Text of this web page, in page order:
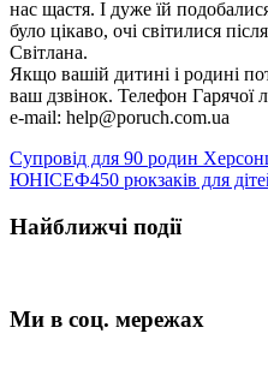
нас щастя. І дуже їй
було цікаво, очі світилися
Світлана.
Якщо вашій дитині і родині
ваш дзвінок. Телефон Гарячої
e-mail: help@poruch.com.ua
Супровід для 90 родин
ЮНІСЕФ450 рюкзаків для
Найближчі події
Ми в соц. мережах